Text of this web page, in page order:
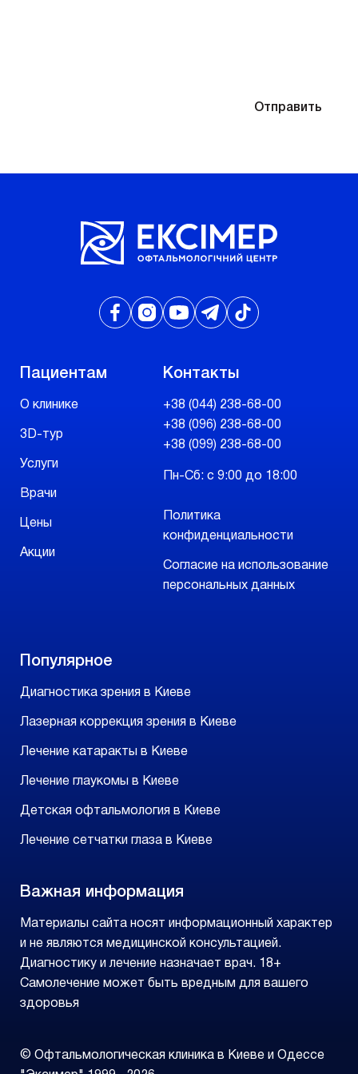
Отправить
Пациентам
О клинике
3D-тур
Услуги
Врачи
Цены
Акции
Контакты
+38 (044) 238-68-00
+38 (096) 238-68-00
+38 (099) 238-68-00
Пн-Сб: с 9:00 до 18:00
Политика
конфиденциальности
Согласие на использование
персональных данных
Популярное
Диагностика зрения в Киеве
Лазерная коррекция зрения в Киеве
Лечение катаракты в Киеве
Лечение глаукомы в Киеве
Детская офтальмология в Киеве
Лечение сетчатки глаза в Киеве
Важная информация
Материалы сайта носят информационный характер
и не являются медицинской консультацией.
Диагностику и лечение назначает врач. 18+
Самолечение может быть вредным для вашего
здоровья
© Офтальмологическая клиника в Киеве и Одессе